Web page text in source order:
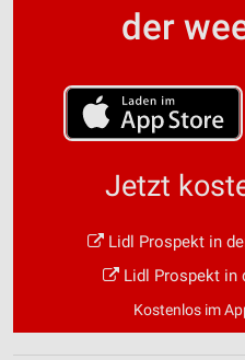
der
Jetzt
Lidl Prospekt in
Lidl Prospekt in
Kostenlos im